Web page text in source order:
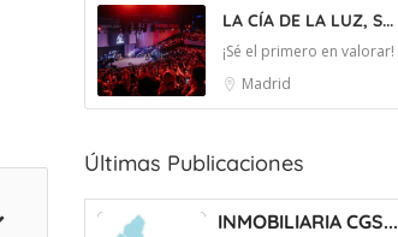
LA CÍA DE LA LUZ, S...
¡Sé el primero en valorar!
Madrid
Últimas Publicaciones
INMOBILIARIA CGS...